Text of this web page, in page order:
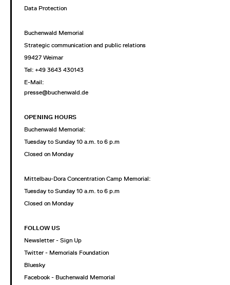
Data Protection
Buchenwald Memorial
Strategic communication and public relations
99427 Weimar
Tel: +49 3643 430143
E-Mail:
presse@buchenwald.de
OPENING HOURS
Buchenwald Memorial:
Tuesday to Sunday 10 a.m. to 6 p.m
Closed on Monday
Mittelbau-Dora Concentration Camp Memorial:
Tuesday to Sunday 10 a.m. to 6 p.m
Closed on Monday
FOLLOW US
Newsletter - Sign Up
Twitter - Memorials Foundation
Bluesky
Facebook - Buchenwald Memorial